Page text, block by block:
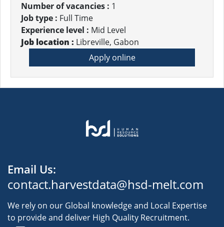
Number of vacancies : 1
Job type : Full Time
Experience level : Mid Level
Job location : Libreville, Gabon
Apply online
Email Us:
contact.harvestdata@hsd-melt.com
We rely on our Global knowledge and Local Expertise
to provide and deliver High Quality Recruitment.